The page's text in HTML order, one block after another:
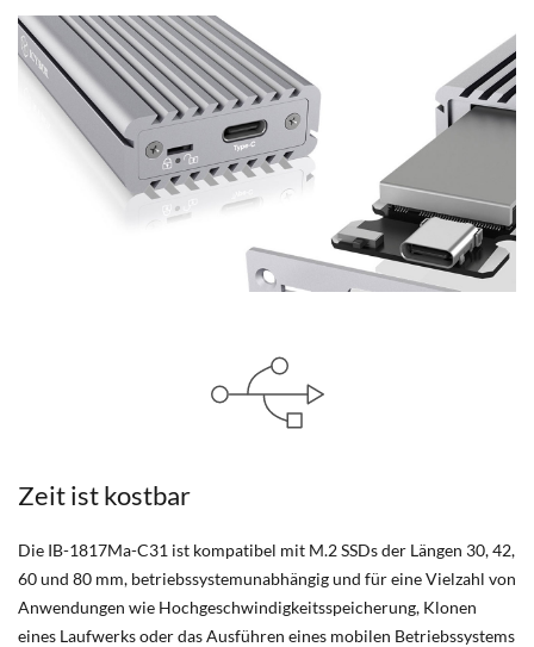
Zeit ist kostbar
Die IB-1817Ma-C31 ist kompatibel mit M.2 SSDs der Längen 30, 42,
60 und 80 mm, betriebssystemunabhängig und für eine Vielzahl von
Anwendungen wie Hochgeschwindigkeitsspeicherung, Klonen
eines Laufwerks oder das Ausführen eines mobilen Betriebssystems